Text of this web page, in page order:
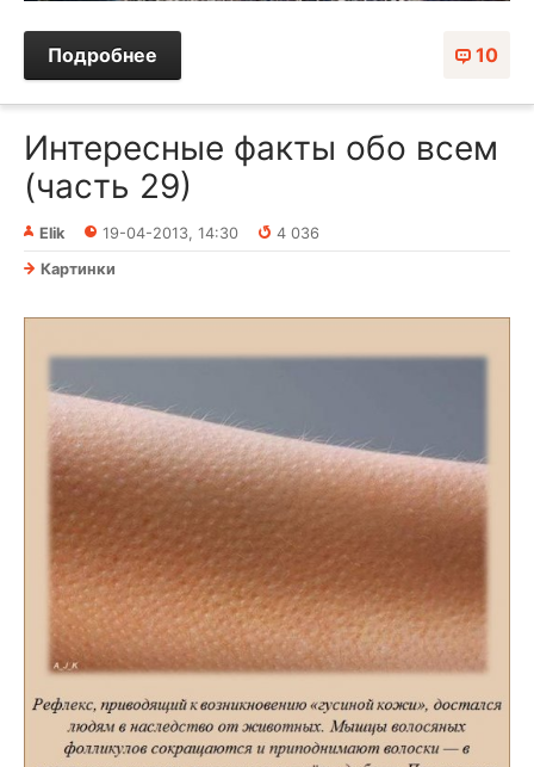
10
Подробнее
Интересные факты обо всем
(часть 29)
Elik 19-04-2013, 14:30
4 036
Картинки